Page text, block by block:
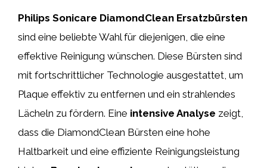
Philips Sonicare DiamondClean Ersatzbürsten
sind eine beliebte Wahl für diejenigen, die eine
effektive Reinigung wünschen. Diese Bürsten sind
mit fortschrittlicher Technologie ausgestattet, um
Plaque effektiv zu entfernen und ein strahlendes
Lächeln zu fördern. Eine intensive Analyse zeigt,
dass die DiamondClean Bürsten eine hohe
Haltbarkeit und eine effiziente Reinigungsleistung